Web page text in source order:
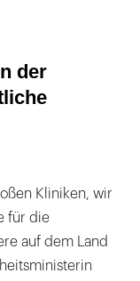
der
Kliniken, wir
für die
auf dem Land